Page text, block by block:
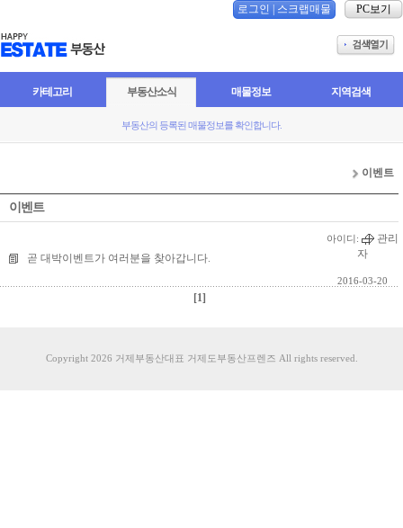
로그인 스크랩매물 PC보기
카테고리 부동산소식 매물정보 지역검색
부동산의 등록된 매물정보를 확인합니다.
이벤트
이벤트
곧 대박이벤트가 여러분을 찾아갑니다.
아이디:
관리
자
2016-03-20
[1]
Copyright 2026 거제부동산대표 거제도부동산프렌즈 All rights reserved.